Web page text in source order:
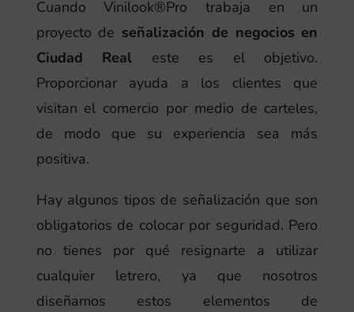
Cuando Vinilook®Pro trabaja en un
proyecto de señalización de negocios en
Ciudad Real este es el objetivo.
Proporcionar ayuda a los clientes que
visitan el comercio por medio de carteles,
de modo que su experiencia sea más
positiva.
Hay algunos tipos de señalización que son
obligatorios de colocar por seguridad. Pero
no tienes por qué resignarte a utilizar
cualquier letrero, ya que nosotros
diseñamos estos elementos de